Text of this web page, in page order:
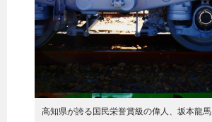
高知県が誇る国民栄誉賞級の偉人、坂本龍馬